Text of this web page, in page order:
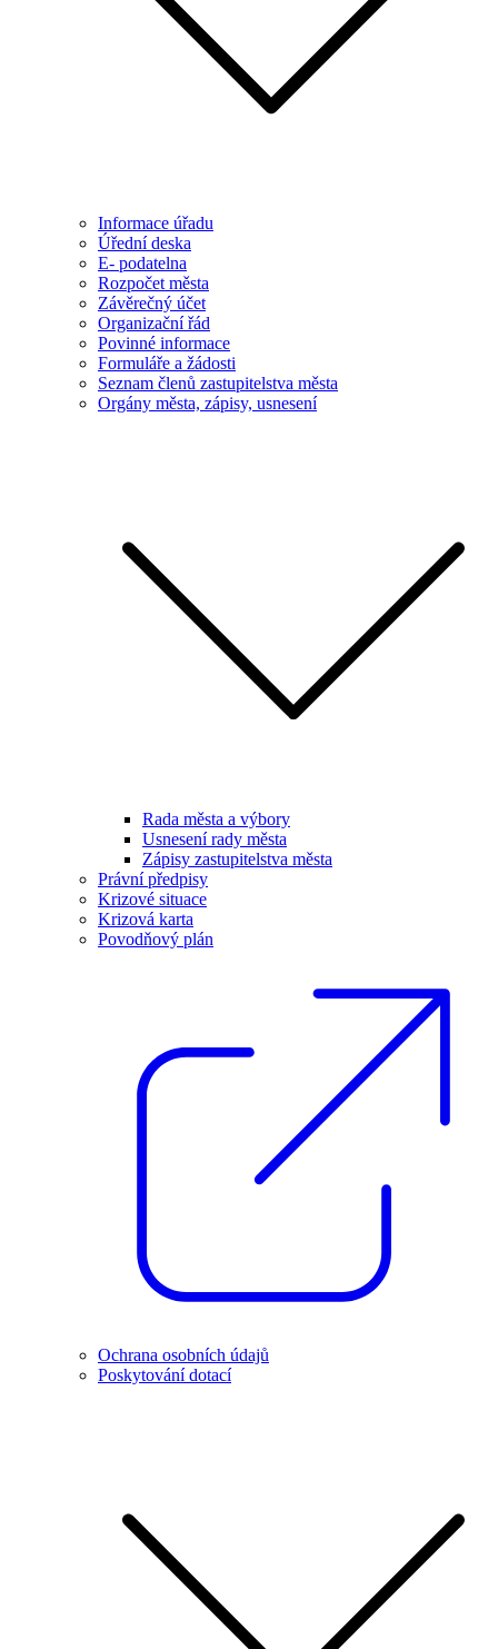
Informace úřadu
Úřední deska
E- podatelna
Rozpočet města
Závěrečný účet
Organizační řád
Povinné informace
Formuláře a žádosti
Seznam členů zastupitelstva města
Orgány města, zápisy, usnesení
Rada města a výbory
Usnesení rady města
Zápisy zastupitelstva města
Právní předpisy
Krizové situace
Krizová karta
Povodňový plán
Ochrana osobních údajů
Poskytování dotací